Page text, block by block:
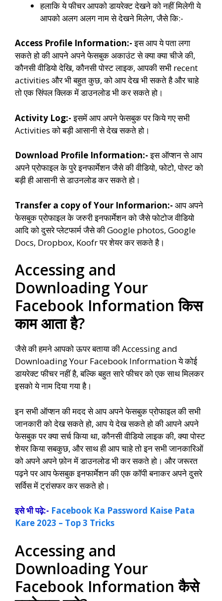
हलाकि ये फीचर आपको डायरेक्ट देखने को नहीं मिलेगी ये
आपको अलग अलग नाम से देखने मिलेग, जैसे कि:-
Access Profile Information:-इस आप ये पता लगा
सकते हो की आपने अपने फेसबुक अकाउंट से क्या क्या चीजे की,
कौनसी वीडियो देखि, कौनसी पोस्ट लाइक, आपकी सभी recent
activities और भी बहुत कुछ, को आप देख भी सकते है और चाहे
तो एक सिंपल क्लिक में डाउनलोड भी कर सकते हो।
Activity Log:-इसमें आप अपने फेसबुक पर किये गए सभी
Activities को बड़ी आसानी से देख सकते हो।
Download Profile Information:-इस ऑप्शन से आप
अपने प्रोफाइल के पुरे इनफार्मेशन जैसे की वीडियो, फोटो, पोस्ट को
बड़ी ही आसानी से डाउनलोड कर सकते हो।
Transfer a copy of Your Informarion:- आप अपने
फेसबुक प्रोफाइल के जरुरी इनफार्मेशन को जैसे फोटोज वीडियो
आदि को दुसरे प्लेटफार्म जैसे की Google photos, Google
Docs, Dropbox, Koofr पर शेयर कर सकते है।
Accessing and
Downloading Your
Facebook Information किस
काम आता है?
जैसे की हमने आपको ऊपर बताया की Accessing and
Downloading Your Facebook Information ये कोई
डायरेक्ट फीचर नहीं है, बल्कि बहुत सारे फीचर को एक साथ मिलकर
इसको ये नाम दिया गया है।
इन सभी ऑप्शन की मदद से आप अपने फेसबुक प्रोफाइल की सभी
जानकारी को देख सकते हो, आप ये देख सकते हो की आपने अपने
फेसबुक पर क्या सर्च किया था, कौनसी वीडियो लाइक की, क्या पोस्ट
शेयर किया सबकुछ, और साथ ही आप चाहे तो इन सभी जानकारिओं
को अपने अपने फ़ोन में डाउनलोड भी कर सकते हो। और जरूरत
पढ़ने पर आप फेसबुक इनफार्मेशन की एक कॉपी बनाकर अपने दुसरे
सर्विस में ट्रांसफर कर सकते हो।
इसे भी पढ़े:- Facebook Ka Password Kaise Pata
Kare 2023 – Top 3 Tricks
Accessing and
Downloading Your
Facebook Information कैसे